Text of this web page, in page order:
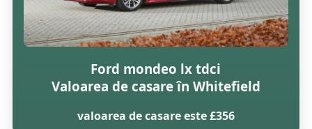
Ford mondeo lx tdci
Valoarea de casare în Whitefield
valoarea de casare este £356